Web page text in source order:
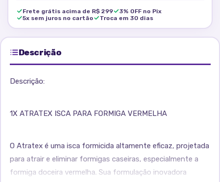
Frete grátis acima de R$ 299
3% OFF no Pix
5x sem juros no cartão
Troca em 30 dias
Descrição
Descrição:
1X ATRATEX ISCA PARA FORMIGA VERMELHA
O Atratex é uma isca formicida altamente eficaz, projetada
para atrair e eliminar formigas caseiras, especialmente a
formiga doceira vermelha. Sua formulação inovadora